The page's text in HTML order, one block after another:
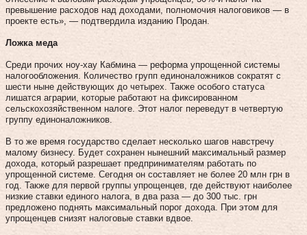
превышение расходов над доходами, полномочия налоговиков — в
проекте есть», — подтвердила изданию Продан.
Ложка меда
Среди прочих ноу-хау Кабмина — реформа упрощенной системы
налогообложения. Количество групп единоналожников сократят с
шести ныне действующих до четырех. Также особого статуса
лишатся аграрии, которые работают на фиксированном
сельскохозяйственном налоге. Этот налог переведут в четвертую
группу единоналожников.
В то же время государство сделает не­сколь­ко шагов навстречу
малому бизнесу. Будет сохранен нынешний максимальный размер
дохода, который разрешает предпринимателям работать по
упрощенной системе. Сегодня он составляет не более 20 млн грн в
год. Также для первой группы упрощенцев, где действуют наиболее
низкие ставки единого налога, в два раза — до 300 тыс. грн
предложено поднять максимальный порог дохода. При этом для
упрощенцев снизят налоговые ставки вдвое.